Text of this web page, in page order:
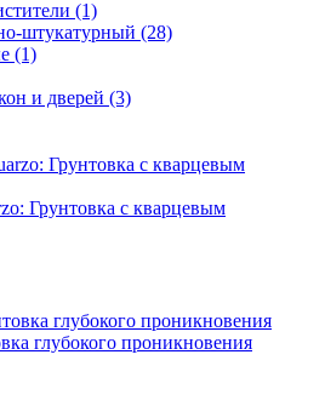
(1)
штукатурный (28)
(1)
и дверей (3)
Грунтовка с кварцевым
глубокого проникновения